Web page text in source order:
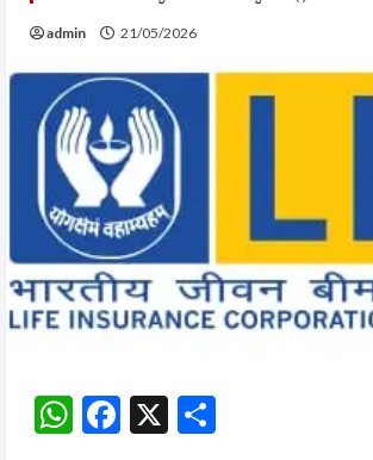
admin 21/05/2026
WhatsApp
Facebook
X